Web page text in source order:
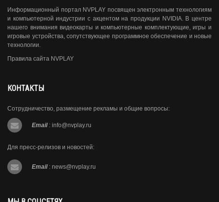
Информационный портал NVPLAY посвящен электронным технологиям
и компьютерной индустрии с акцентом на продукции NVIDIA. В центре
нашего внимания видеокарты и компьютерные комплектующие, игры и
игровые устройства, сопутствующее программное обеспечение и новые
технологии.
Правила сайта NVPLAY
КОНТАКТЫ
Сотрудничество, размещение рекламы и общие вопросы:
Email : info@nvplay.ru
Для пресс-релизов и новостей:
Email : news@nvplay.ru